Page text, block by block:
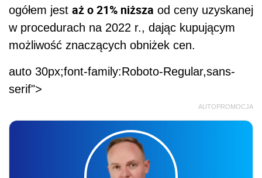
ogółem jest aż o 21% niższa od ceny uzyskanej
w procedurach na 2022 r., dając kupującym
możliwość znaczących obniżek cen.
auto 30px;font-family:Roboto-Regular,sans-
serif">
AUTOPROMOCJA